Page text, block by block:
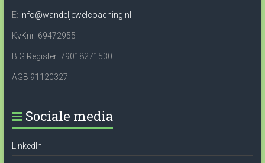
E: info@wandeljewelcoaching.nl
KvKnr: 69472955
BIG Register: 79018271530
AGB 91120327
Sociale media
LinkedIn